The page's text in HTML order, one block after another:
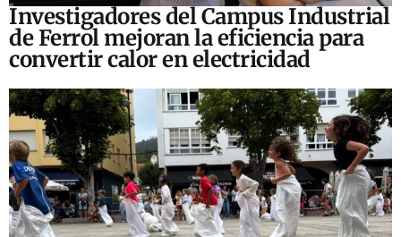
Investigadores del Campus Industrial
de Ferrol mejoran la eficiencia para
convertir calor en electricidad